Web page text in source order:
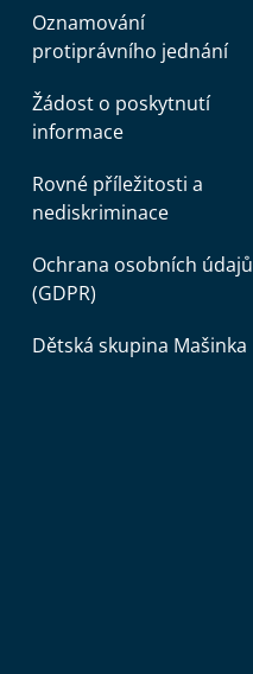
Oznamování
protiprávního jednání
Žádost o poskytnutí
informace
Rovné příležitosti a
nediskriminace
Ochrana osobních údajů
(GDPR)
Dětská skupina Mašinka